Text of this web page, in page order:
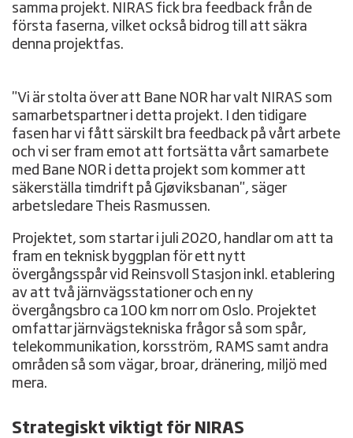
samma projekt. NIRAS fick bra feedback från de
första faserna, vilket också bidrog till att säkra
denna projektfas.
"Vi är stolta över att Bane NOR har valt NIRAS som
samarbetspartner i detta projekt. I den tidigare
fasen har vi fått särskilt bra feedback på vårt arbete
och vi ser fram emot att fortsätta vårt samarbete
med Bane NOR i detta projekt som kommer att
säkerställa timdrift på Gjøviksbanan", säger
arbetsledare Theis Rasmussen.
Projektet, som startar i juli 2020, handlar om att ta
fram en teknisk byggplan för ett nytt
övergångsspår vid Reinsvoll Stasjon inkl. etablering
av att två järnvägsstationer och en ny
övergångsbro ca 100 km norr om Oslo. Projektet
omfattar järnvägstekniska frågor så som spår,
telekommunikation, korsström, RAMS samt andra
områden så som vägar, broar, dränering, miljö med
mera.
Strategiskt viktigt för NIRAS